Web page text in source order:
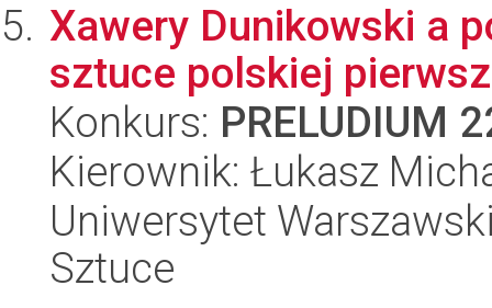
Xawery Dunikowski a
sztuce polskiej
Konkurs: PRELUDIUM
Kierownik: Łukasz
Uniwersytet
Sztuce